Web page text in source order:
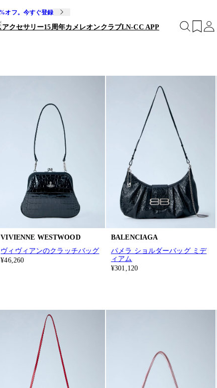
オフ。今すぐ登録
アクセサリー15周年カメレオンクラブLN-CC APP
VIVIENNE WESTWOOD
ヴィヴィアンのクラッチバッグ
¥46,260
BALENCIAGA
パメラ ショルダーバッグ ミデ
ィアム
¥301,120